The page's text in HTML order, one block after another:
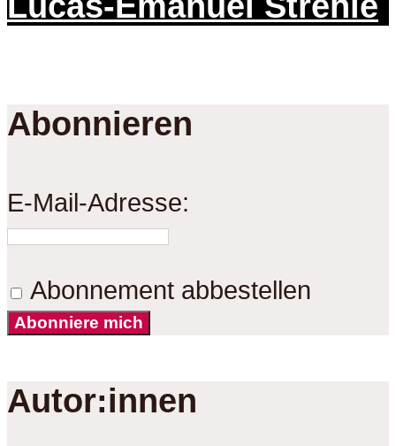
Abonnieren
E-Mail-Adresse:
Abonnement abbestellen
Abonniere mich
Autor:innen